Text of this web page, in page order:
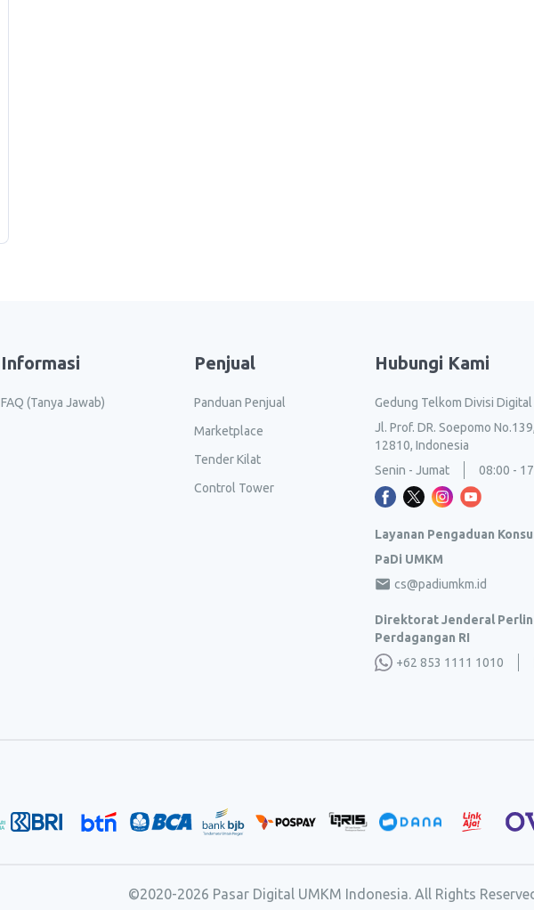
Informasi
FAQ (Tanya Jawab)
Penjual
Panduan Penjual
Marketplace
Tender Kilat
Control Tower
Hubungi Kami
Gedung Telkom Divisi
Jl. Prof. DR. Soepomo
12810, Indonesia
Senin - Jumat
08:00 -
Layanan Pengaduan
PaDi UMKM
cs@padiumkm.id
Direktorat Jenderal
Perdagangan RI
+62 853 1111 1010
©2020-2026 Pasar Digital UMKM Indonesia. All Rights